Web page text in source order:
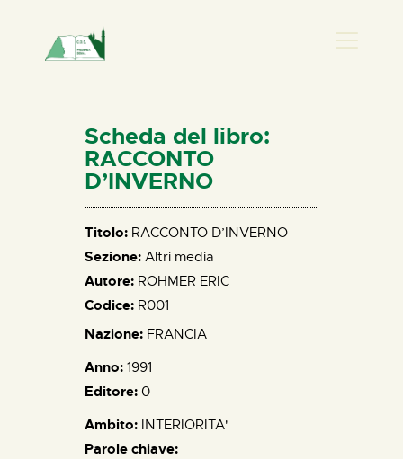
HOME
CHI SIAMO
NEWS
PERCORSI
BIBLIOTECA
ELISA SALERNO
Scheda del libro:
RACCONTO
D’INVERNO
Titolo: RACCONTO D’INVERNO
Sezione: Altri media
Autore: ROHMER ERIC
Codice: R001
Nazione: FRANCIA
Anno: 1991
Editore: 0
Ambito: INTERIORITA'
Parole chiave: